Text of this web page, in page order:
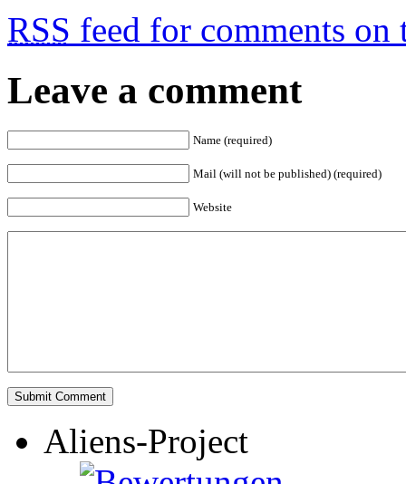
RSS feed for comments on
Leave a comment
Name (required)
Mail (will not be published) (required)
Website
Aliens-Project